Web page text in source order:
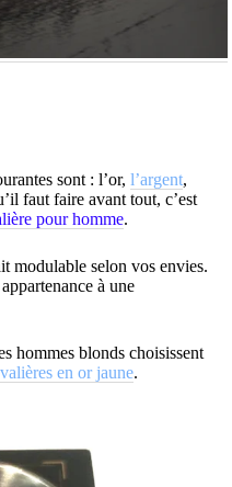
sont : l’or,l’argent,
faut faire avant tout, c’est
pour homme.
modulable selon vos envies.
à une
hommes blonds choisissent
en or jaune.